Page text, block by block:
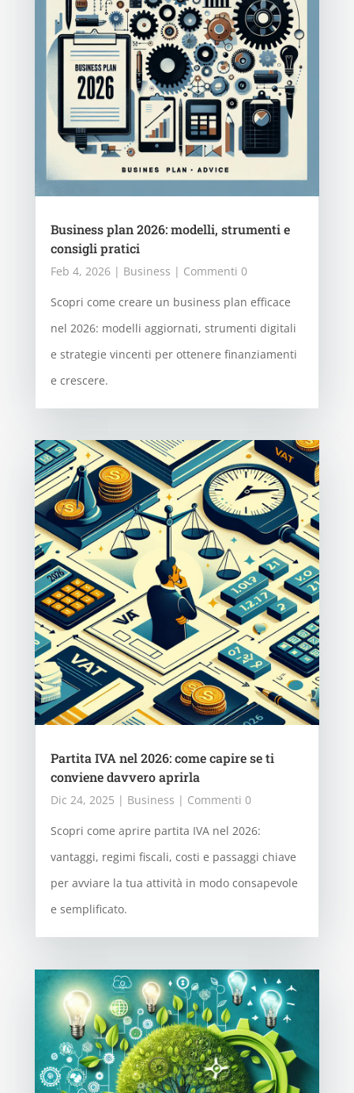
Business plan 2026: modelli, strumenti e
consigli pratici
Feb 4, 2026| Business | Commenti 0
Scopri come creare un business plan efficace
nel 2026: modelli aggiornati, strumenti digitali
e strategie vincenti per ottenere finanziamenti
e crescere.
Partita IVA nel 2026: come capire se ti
conviene davvero aprirla
Dic 24, 2025 | Business | Commenti 0
Scopri come aprire partita IVA nel 2026:
vantaggi, regimi fiscali, costi e passaggi chiave
per avviare la tua attività in modo consapevole
e semplificato.